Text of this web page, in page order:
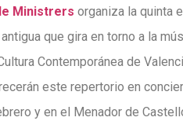
Ministrers organiza la quinta
que gira en torno a la
Contemporánea de
este repertorio en
y en el Menador de